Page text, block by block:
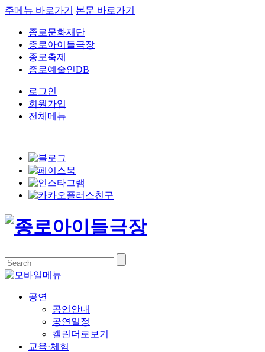
주메뉴 바로가기 본문 바로가기
종로문화재단
종로아이들극장
종로축제
종로예술인DB
로그인
회원가입
전체메뉴
공연
공연안내
공연일정
캘린더로보기
교육·체험